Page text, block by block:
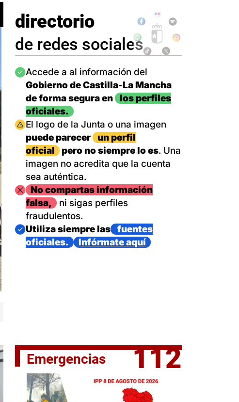
II Vuelta Ciclista CLM LEADER
directorio
de redes sociales
Imagen
Accede a al información del
Gobierno de Castilla-La Mancha
de forma segura en
los perfiles
oficiales.
Imagen
El logo de la Junta o una imagen
puede parecer
un perfil
oficial
pero no siempre lo es. Una
imagen no acredita que la cuenta
sea auténtica.
ImagenNo compartas información
falsa,
ni sigas perfiles
fraudulentos.
Imagen
Utiliza siempre las
fuentes
oficiales.
Infórmate aquí
Emergencias 112